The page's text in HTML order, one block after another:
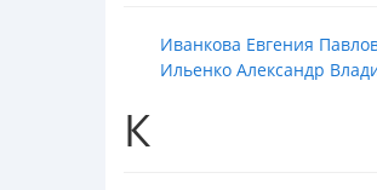
Иванкова Евгения
Ильенко Александр
К